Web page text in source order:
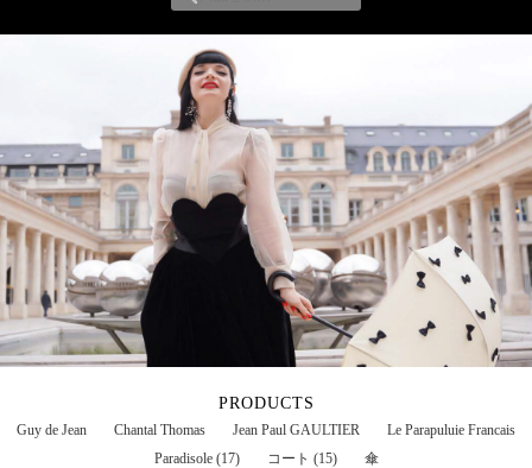
PRODUCTS
Guy de Jean Chantal Thomas Jean Paul GAULTIER
Le Parapuluie Francais
Paradisole (17)
コート (15) 傘